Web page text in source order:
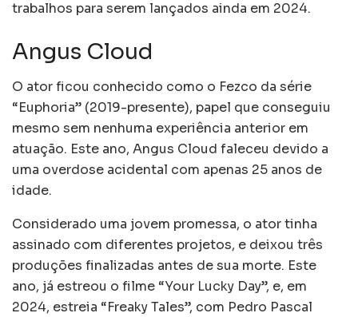
trabalhos para serem lançados ainda em 2024.
Angus Cloud
O ator ficou conhecido como o Fezco da série
“Euphoria” (2019-presente), papel que conseguiu
mesmo sem nenhuma experiência anterior em
atuação. Este ano, Angus Cloud faleceu devido a
uma overdose acidental com apenas 25 anos de
idade.
Considerado uma jovem promessa, o ator tinha
assinado com diferentes projetos, e deixou três
produções finalizadas antes de sua morte. Este
ano, já estreou o filme “Your Lucky Day”, e, em
2024, estreia “Freaky Tales”, com Pedro Pascal